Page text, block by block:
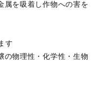
属を吸着し作物への害を
す
の物理性・化学性・生物